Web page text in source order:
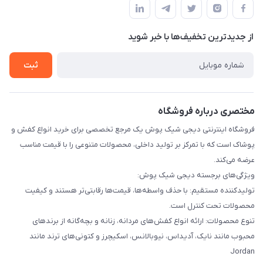
لیست محصولات
درباره ما
حریم خصوصی
راهنما
از جدید‌ترین تخفیف‌ها با‌ خبر شوید
ثبت
مختصری درباره فروشگاه
فروشگاه اینترنتی دیجی شیک پوش یک مرجع تخصصی برای خرید انواع کفش و
پوشاک است که با تمرکز بر تولید داخلی، محصولات متنوعی را با قیمت مناسب
عرضه می‌کند.
ویژگی‌های برجسته دیجی شیک پوش:
تولیدکننده مستقیم: با حذف واسطه‌ها، قیمت‌ها رقابتی‌تر هستند و کیفیت
محصولات تحت کنترل است.
تنوع محصولات: ارائه انواع کفش‌های مردانه، زنانه و بچه‌گانه از برندهای
محبوب مانند نایک، آدیداس، نیوبالانس، اسکیچرز و کتونی‌های ترند مانند
Jordan